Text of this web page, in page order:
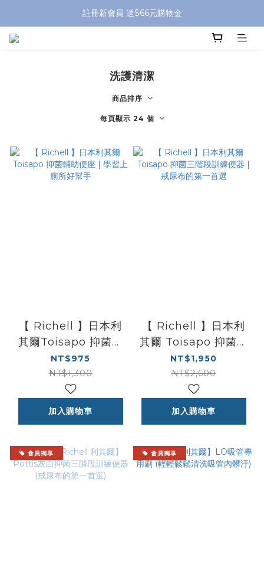
全館滿 $799 免運費 (僅提供台灣本島區域，外島地區請洽客服)
註冊新會員 送$66元購物金
全館滿 $799 免運費 (僅提供台灣本島區域，外島地區請洽客服)
洗護清潔
商品排序
每頁顯示 24 個
【 Richell 】日本利
其爾Toisapo 抑菌輔
助便座 | 學習上廁所好
幫手
NT$975
NT$1,300
加入購物車
【 Richell 】日本利
其爾 Toisapo 抑菌三
階段訓練便器 | 戒尿布
的第一首選
NT$1,950
NT$2,600
加入購物車
會員獨享 會員獨享